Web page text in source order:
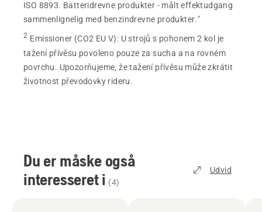
ISO 8893. Batteridrevne produkter - målt effektudgang
sammenlignelig med benzindrevne produkter."
2 Emissioner (CO2 EU V): U strojů s pohonem 2 kol je
tažení přívěsu povoleno pouze za sucha a na rovném
povrchu. Upozorňujeme, že tažení přívěsu může zkrátit
životnost převodovky rideru.
Du er måske også
interesseret i (4)
Udvid